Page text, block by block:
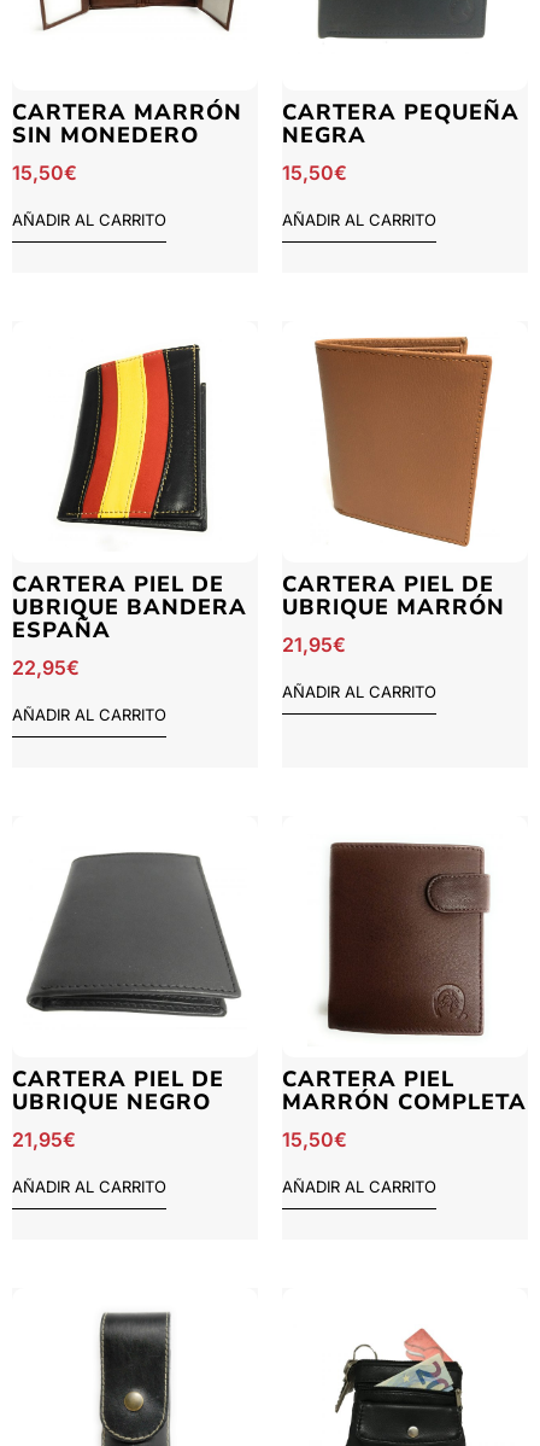
CARTERA MARRÓN
SIN MONEDERO
15,50€
AÑADIR AL CARRITO
CARTERA PEQUEÑA
NEGRA
15,50€
AÑADIR AL CARRITO
CARTERA PIEL DE
UBRIQUE BANDERA
ESPAÑA
22,95€
AÑADIR AL CARRITO
CARTERA PIEL DE
UBRIQUE MARRÓN
21,95€
AÑADIR AL CARRITO
CARTERA PIEL DE
UBRIQUE NEGRO
21,95€
AÑADIR AL CARRITO
CARTERA PIEL
MARRÓN COMPLETA
15,50€
AÑADIR AL CARRITO